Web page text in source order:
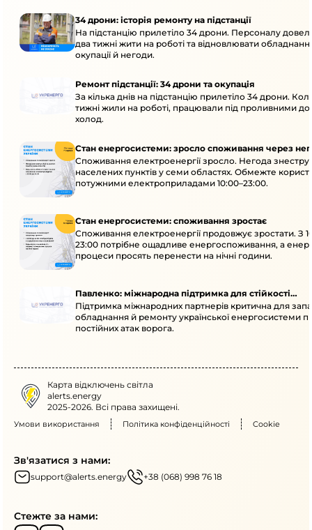
34 дрони: історія ремонту на підстанції
На підстанцію прилетіло 34 дрони. Персоналу
два тижні жити на роботі та відновлювати
окупації й негоди.
Ремонт підстанції: 34 дрони та окупація
За кілька днів на підстанцію прилетіло 34 дрони.
тижні жили на роботі, працювали під проливними
холод.
Стан енергосистеми: зросло споживання через
Споживання електроенергії зросло. Негода
населених пунктів у семи областях. Обмежте
потужними електроприладами 10:00–23:00.
Стан енергосистеми: споживання зростає
Споживання електроенергії продовжує зростати. З
23:00 потрібне ощадливе енергоспоживання, а
процеси просять перенести на нічні години.
Павленко: міжнародна підтримка для стійкості
енергосистеми
Підтримка міжнародних партнерів критична для
обладнання й ремонту української енергосистеми
постійних атак ворога.
Карта відключень світла
alerts.energy
2025-2026. Всі права захищені.
Умови використання Політика конфіденційності Cookie
Зв'язатися з нами:
support@alerts.energy +38 (068) 998 76 18
Стежте за нами: